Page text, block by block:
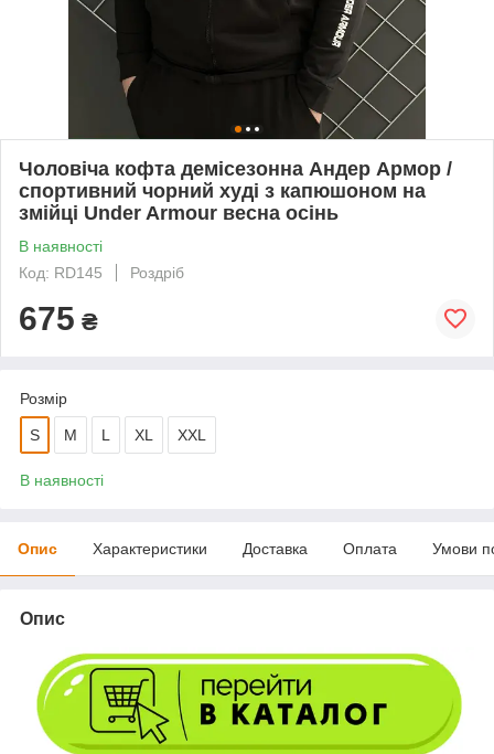
Чоловіча кофта демісезонна Андер Армор /
спортивний чорний худі з капюшоном на
змійці Under Armour весна осінь
В наявності
Код: RD145
Роздріб
675 ₴
Розмір
S M L XL XXL
В наявності
Опис Характеристики Доставка Оплата Умови
Опис